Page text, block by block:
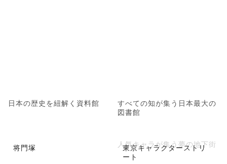
日本の歴史を紐解く資料館
すべての知が集う日本最大の
図書館
将門塚
東京キャラクターストリ
ート
人気キャラが集う夢の地下街